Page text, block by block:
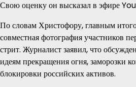
Свою оценку он высказал в эфире
По словам Христофору, главным
совместная фотография участников
стрит. Журналист заявил, что
идеям прекращения огня, заморозки
блокировки российских активов.